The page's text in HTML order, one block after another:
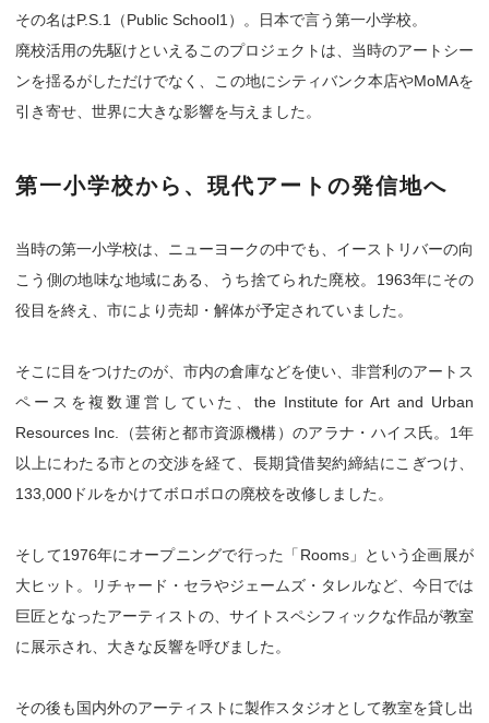
その名はP.S.1（Public School1）。日本で言う第一小学校。
廃校活用の先駆けといえるこのプロジェクトは、当時のアートシー
ンを揺るがしただけでなく、この地にシティバンク本店やMoMAを
引き寄せ、世界に大きな影響を与えました。
第一小学校から、現代アートの発信地へ
当時の第一小学校は、ニューヨークの中でも、イーストリバーの向
こう側の地味な地域にある、うち捨てられた廃校。1963年にその
役目を終え、市により売却・解体が予定されていました。
そこに目をつけたのが、市内の倉庫などを使い、非営利のアートス
ペースを複数運営していた、the Institute for Art and Urban
Resources Inc.（芸術と都市資源機構）のアラナ・ハイス氏。1年
以上にわたる市との交渉を経て、長期貸借契約締結にこぎつけ、
133,000ドルをかけてボロボロの廃校を改修しました。
そして1976年にオープニングで行った「Rooms」という企画展が
大ヒット。リチャード・セラやジェームズ・タレルなど、今日では
巨匠となったアーティストの、サイトスペシフィックな作品が教室
に展示され、大きな反響を呼びました。
その後も国内外のアーティストに製作スタジオとして教室を貸し出